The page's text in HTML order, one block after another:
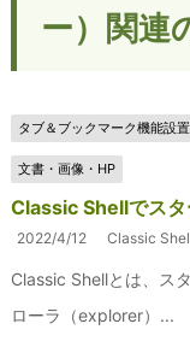
ー）関連
タブ＆ブックマーク機能設置
文書・画像・HP
Classic Shellでスタ
2022/4/12 Classic
Classic Shellとは、ス
ローラ（explorer）...